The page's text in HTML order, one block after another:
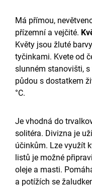
Má přímou,
přízemní a vejčité.
Květy jsou žluté
tyčinkami. Kvete od
slunném stanovišti,
půdou s dostatkem
°C.
Je vhodná do
solitéra. Divizna je
účinkům. Lze využít
listů je možné
oleje a masti.
a potížích se